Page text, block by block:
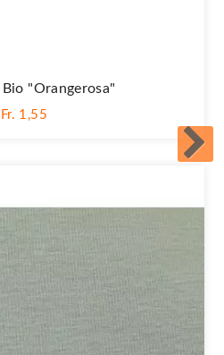
Bio "Orangerosa"
Fr. 1,55